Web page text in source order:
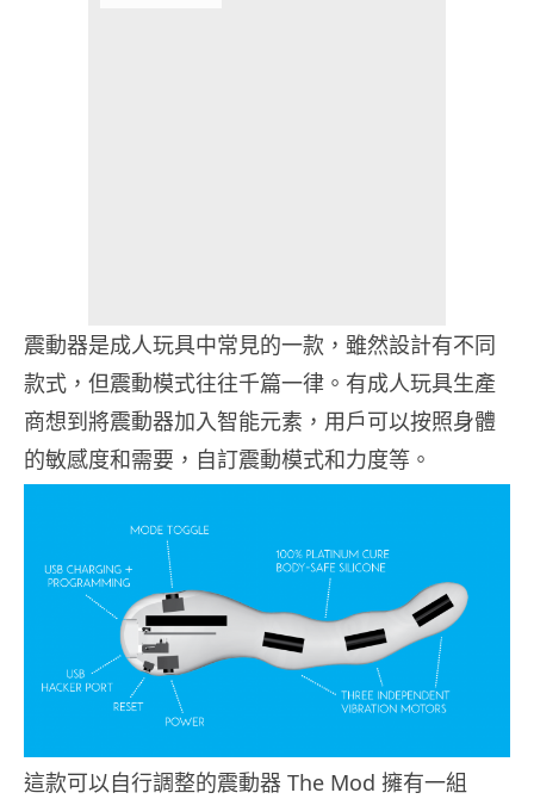
震動器是成人玩具中常見的一款，雖然設計有不同
款式，但震動模式往往千篇一律。有成人玩具生產
商想到將震動器加入智能元素，用戶可以按照身體
的敏感度和需要，自訂震動模式和力度等。
這款可以自行調整的震動器 The Mod 擁有一組